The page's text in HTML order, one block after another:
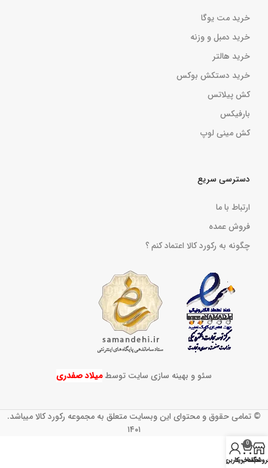
دسترسی سریع
ارتباط با ما
فروش عمده
چگونه به رکورد کالا اعتماد کنم ؟
سئو و بهینه سازی سایت توسطمیلاد صفدری
خرید مت یوگا
خرید دمبل و وزنه
خرید هالتر
خرید دستکش بوکس
کش پیلاتس
بارفیکس
کش مینی لوپ
© تمامی حقوق و محتوای این وبسایت متعلق به مجموعه رکورد کالا میباشد.
۱۴۰۱
0
سبد خرید
حساب کاربری من